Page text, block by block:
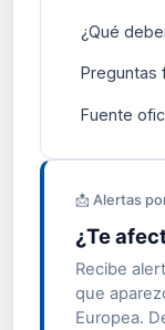
¿Qué
Preguntas
Fuente
📩 Alertas
¿Te
Recibe
que
Europea.